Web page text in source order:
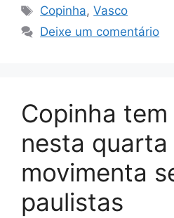
Tags
Copinha,Vasco
Deixe um comentário
Copinha
nesta quarta
movimenta
paulistas